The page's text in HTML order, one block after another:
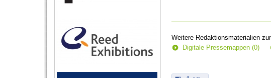
Weitere Redaktionsmaterialien
Digitale Pressemappen (0)